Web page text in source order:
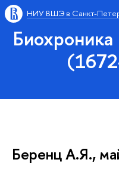
НИУ ВШЭ в Санкт-
Беренц А.Я.,